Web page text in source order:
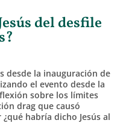
del desfile
desde la inauguración de
el evento desde la
sobre los límites
drag que causó
habría dicho Jesús al